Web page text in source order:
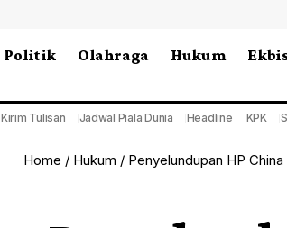
Politik Olahraga Hukum
Kirim Tulisan Jadwal Piala Dunia Headline KPK
Home / Hukum / Penyelundupan HP China